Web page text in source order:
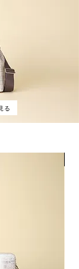
る